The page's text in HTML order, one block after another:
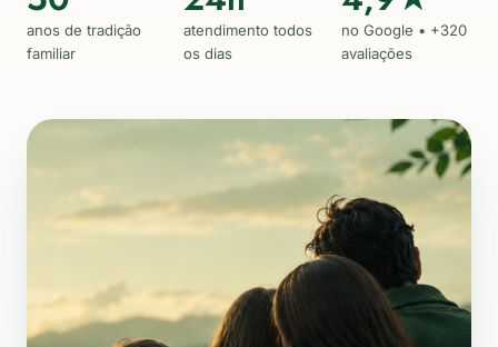
anos de tradição
familiar
atendimento todos
os dias
no Google • +320
avaliações